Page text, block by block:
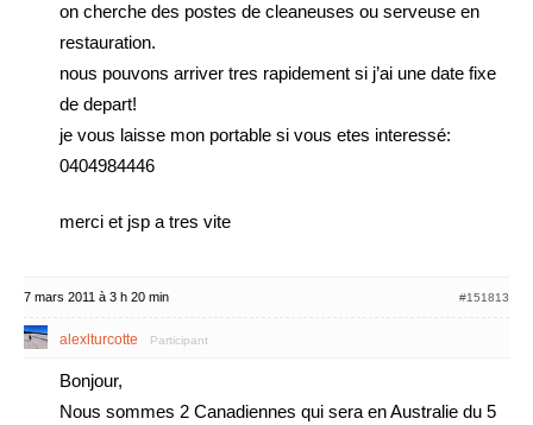
on cherche des postes de cleaneuses ou serveuse en
restauration.
nous pouvons arriver tres rapidement si j’ai une date fixe
de depart!
je vous laisse mon portable si vous etes interessé:
0404984446
merci et jsp a tres vite
7 mars 2011 à 3 h 20 min #151813
alexlturcotte Participant
Bonjour,
Nous sommes 2 Canadiennes qui sera en Australie du 5